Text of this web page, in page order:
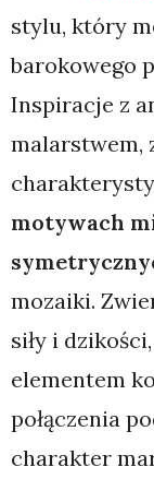
stylu, który
barokowego
Inspiracje z
malarstwem,
motywach
mozaiki.
siły i
elementem
połączenia
charakter